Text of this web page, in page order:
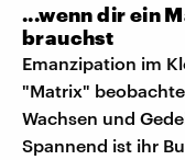
...wenn dir ein
brauchst
Emanzipation im
"Matrix"
Wachsen und
Spannend ist ihr